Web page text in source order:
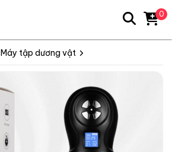
Máy tập dương vật
0